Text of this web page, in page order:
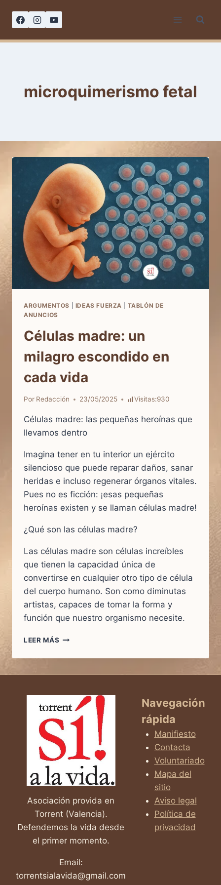
microquimerismo fetal
ARGUMENTOS IDEAS FUERZA
TABLÓN DE
ANUNCIOS
Células madre: un
milagro escondido en
cada vida
Por Redacción 23/05/2025 Visitas:930
Células madre: las pequeñas heroínas que
llevamos dentro
Imagina tener en tu interior un ejército
silencioso que puede reparar daños, sanar
heridas e incluso regenerar órganos vitales.
Pues no es ficción: ¡esas pequeñas
heroínas existen y se llaman células madre!
¿Qué son las células madre?
Las células madre son células increíbles
que tienen la capacidad única de
convertirse en cualquier otro tipo de célula
del cuerpo humano. Son como diminutas
artistas, capaces de tomar la forma y
función que nuestro organismo necesite.
LEER MÁS CÉLULAS
UN
VIDA
Asociación provida en
Torrent (Valencia).
Defendemos la vida desde
el primer momento.
Email:
torrentsialavida@gmail.com
Navegación
rápida
Manifiesto
Contacta
Voluntariado
Mapa del
sitio
Aviso legal
Política de
privacidad